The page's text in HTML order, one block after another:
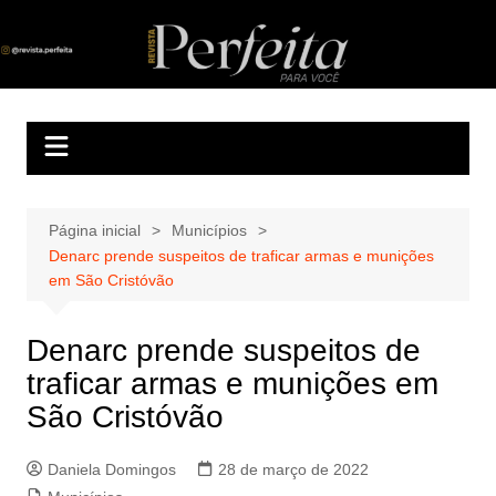
Revista Perfeita
A melhor revista eletrônica do interior de Sergipe
Página inicial
Municípios
Denarc prende suspeitos de traficar armas e munições
em São Cristóvão
Denarc prende suspeitos de
traficar armas e munições em
São Cristóvão
Daniela Domingos
28 de março de 2022